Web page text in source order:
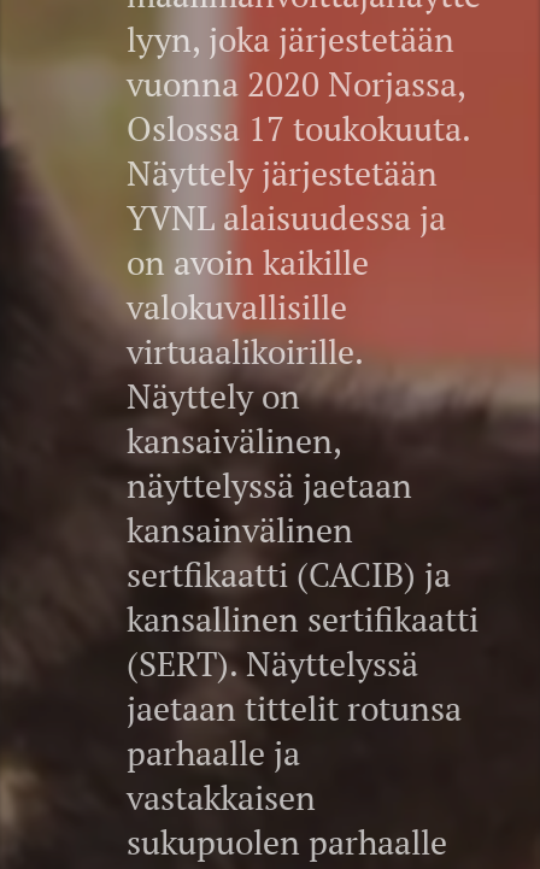
lyyn, joka järjestetään
vuonna 2020 Norjassa,
Oslossa 17 toukokuuta.
Näyttely järjestetään
YVNL alaisuudessa ja
on avoin kaikille
valokuvallisille
virtuaalikoirille.
Näyttely on
kansaivälinen,
näyttelyssä jaetaan
kansainvälinen
sertfikaatti (CACIB) ja
kansallinen sertifikaatti
(SERT). Näyttelyssä
jaetaan tittelit rotunsa
parhaalle ja
vastakkaisen
sukupuolen parhaalle